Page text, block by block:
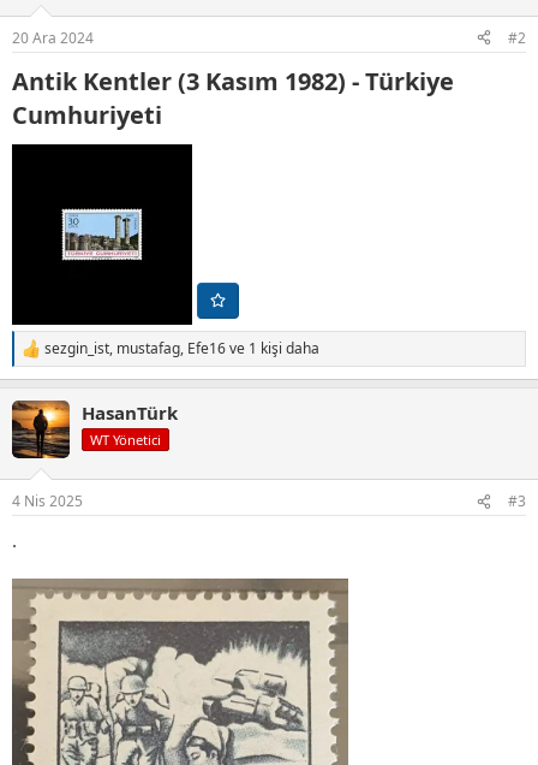
:
20 Ara 2024 #2
Antik Kentler (3 Kasım 1982) - Türkiye
Cumhuriyeti​
T
e
k
i
l
sezgin_ist, mustafag, Efe16ve 1 kişi daha
HasanTürk
WT Yönetici
4 Nis 2025 #3
.